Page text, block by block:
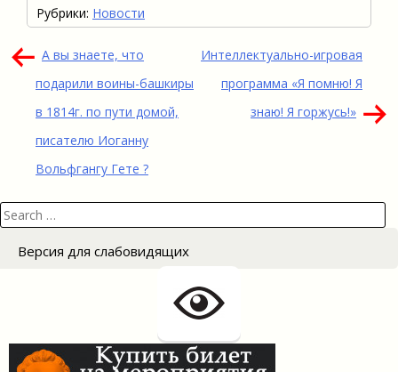
Рубрики: Новости
Навигация
по
записям
А вы знаете, что
подарили воины-башкиры
в 1814г. по пути домой,
писателю Иоганну
Вольфгангу Гете ?
Интеллектуально-игровая
программа «Я помню! Я
знаю! Я горжусь!»
Search
for:
Версия для слабовидящих